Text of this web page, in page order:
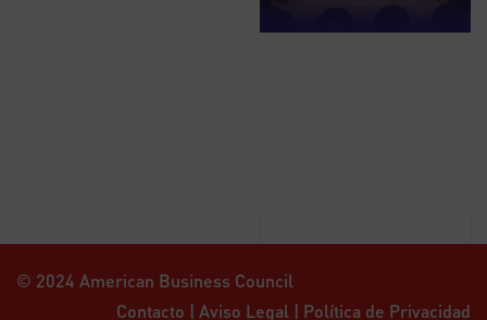
© 2024 American Business Council
Contacto | Aviso Legal | Política de Privacidad